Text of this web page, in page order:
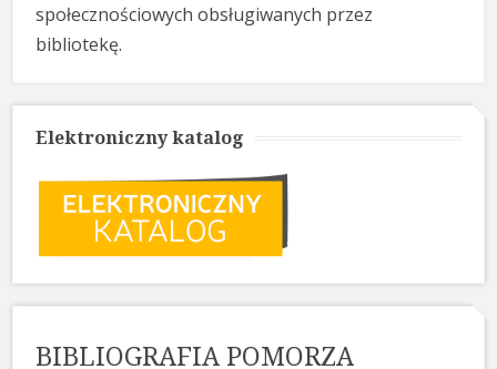
społecznościowych obsługiwanych przez
bibliotekę.
Elektroniczny katalog
BIBLIOGRAFIA POMORZA